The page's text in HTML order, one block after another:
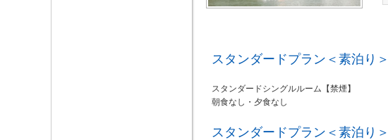
スタンダードプラン＜素泊り＞
スタンダードシングルルーム【禁煙】
朝食なし・夕食なし
スタンダードプラン＜素泊り＞